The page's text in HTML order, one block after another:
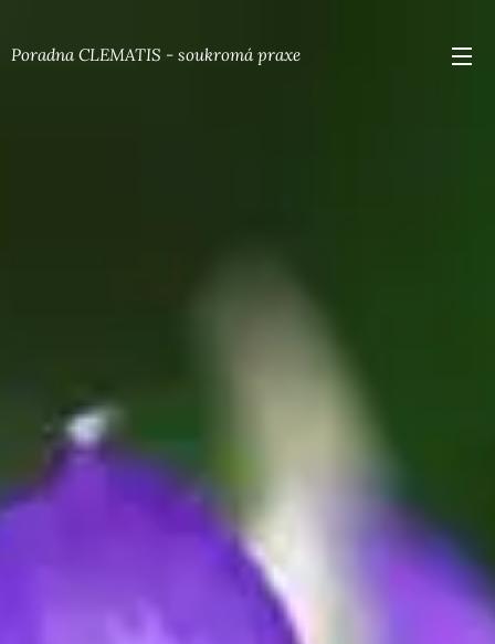
Poradna CLEMATIS - soukromá praxe